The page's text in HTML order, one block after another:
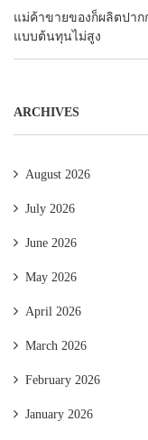
แม่ค้าขายของก็ผลิตปาก
แบบต้นทุนไม่สูง
ARCHIVES
August 2026
July 2026
June 2026
May 2026
April 2026
March 2026
February 2026
January 2026